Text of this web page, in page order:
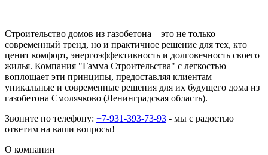
Строительство домов из газобетона – это не только
современный тренд, но и практичное решение для тех, кто
ценит комфорт, энергоэффективность и долговечность своего
жилья. Компания "Гамма Строительства" с легкостью
воплощает эти принципы, предоставляя клиентам
уникальные и современные решения для их будущего дома из
газобетона Смолячково (Ленинградская область).
Звоните по телефону: +7-931-393-73-93 - мы с радостью
ответим на ваши вопросы!
О компании